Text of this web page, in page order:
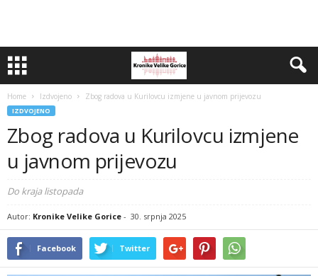
Home Izdvojeno Zbog radova u Kurilovcu izmjene u javnom prijevozu
IZDVOJENO
Zbog radova u Kurilovcu izmjene
u javnom prijevozu
Do kraja listopada
Autor: Kronike Velike Gorice - 30. srpnja 2025
Facebook Twitter